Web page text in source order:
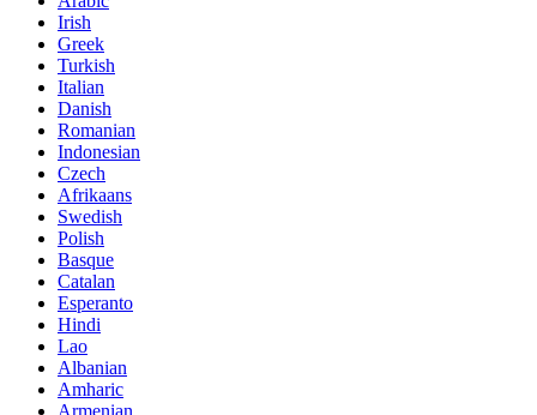
Irish
Greek
Turkish
Italian
Danish
Romanian
Indonesian
Czech
Afrikaans
Swedish
Polish
Basque
Catalan
Esperanto
Hindi
Lao
Albanian
Amharic
Armenian